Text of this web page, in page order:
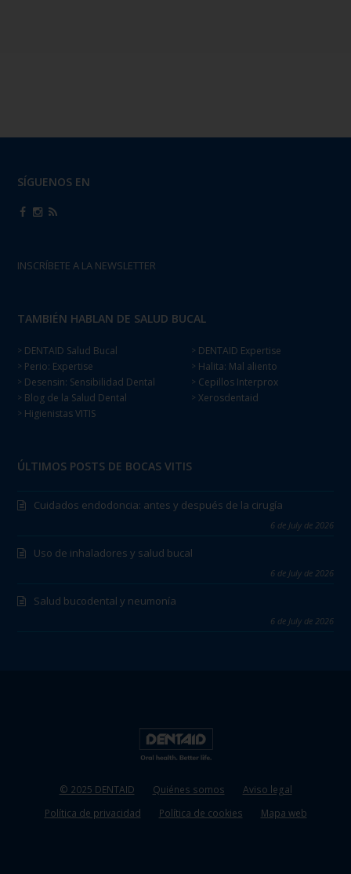
SÍGUENOS EN
INSCRÍBETE A LA NEWSLETTER
TAMBIÉN HABLAN DE SALUD BUCAL
> DENTAID Salud Bucal
> Perio: Expertise
> Desensin: Sensibilidad Dental
> Blog de la Salud Dental
> Higienistas VITIS
> DENTAID Expertise
> Halita: Mal aliento
> Cepillos Interprox
> Xerosdentaid
ÚLTIMOS POSTS DE BOCAS VITIS
Cuidados endodoncia: antes y después de la cirugía
6 de July de 2026
Uso de inhaladores y salud bucal
6 de July de 2026
Salud bucodental y neumonía
6 de July de 2026
© 2025 DENTAID Quiénes somos
Aviso legal
Política de privacidad
Política de cookies Mapa web